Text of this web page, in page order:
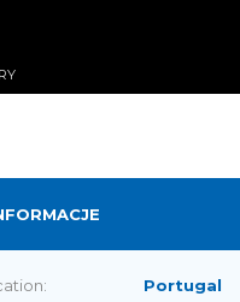
Portugal